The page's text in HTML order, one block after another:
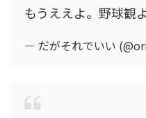
もうええよ。野球観
— だがそれでいい